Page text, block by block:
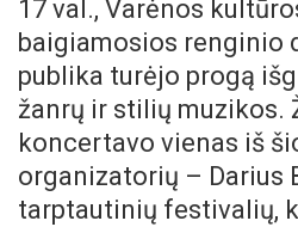
17 val., Varėnos
baigiamosios renginio
publika turėjo progą
žanrų ir stilių muzikos.
koncertavo vienas iš
organizatorių – Darius
tarptautinių festivalių,